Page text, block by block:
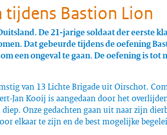
tijdens Bastion Lion
De 21-jarige soldaat der eerste
Dat gebeurde tijdens de oefening
een ongeval te gaan. De oefening is tot
van 13 Lichte Brigade uit Oirschot.
Jan Kooij is aangedaan door het
Onze gedachten gaan uit naar zijn
elkaar te zijn en de best mogelijke